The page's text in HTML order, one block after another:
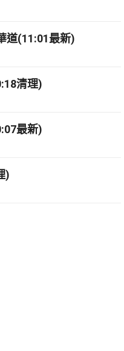
道(11:01最新)
清理)
最新)
)